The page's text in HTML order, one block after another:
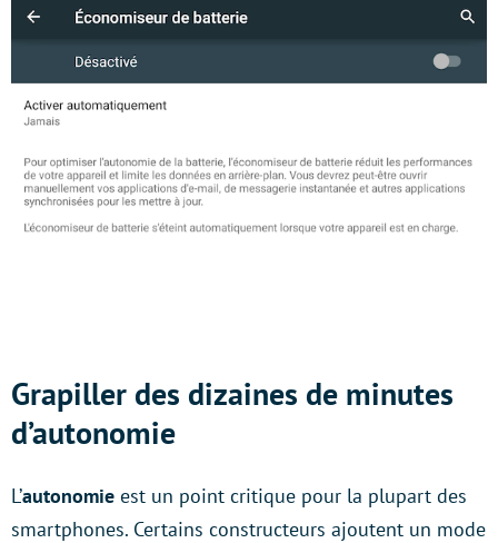
Grapiller des dizaines de minutes
d’autonomie
L’autonomie est un point critique pour la plupart des
smartphones. Certains constructeurs ajoutent un mode